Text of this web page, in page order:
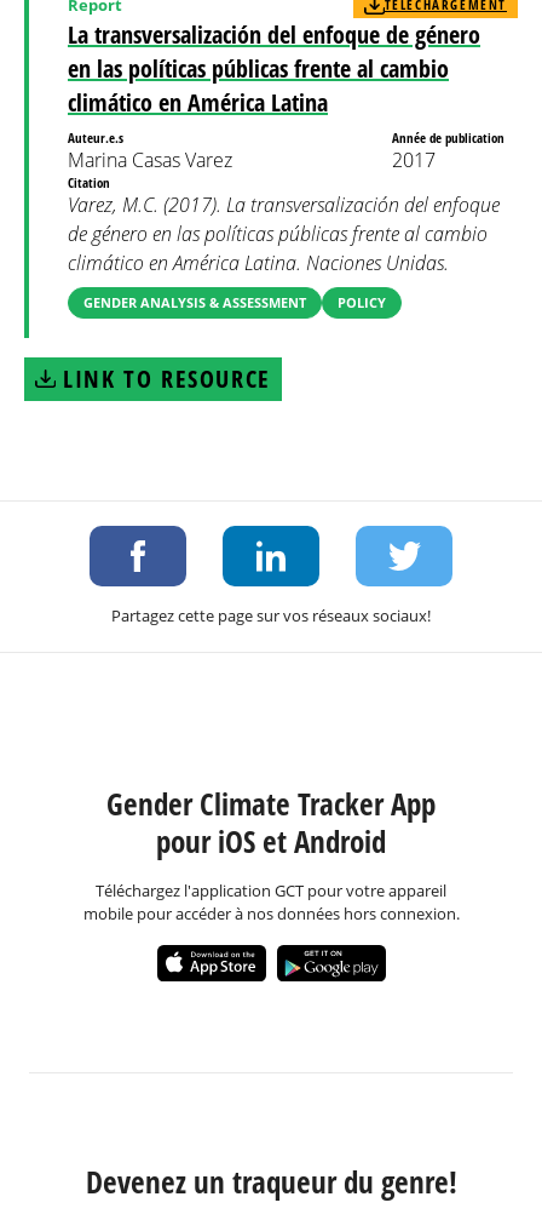
La transversalización del enfoque de género
en las políticas públicas frente al cambio
climático en América Latina
TÉLÉCHARGEMENT
Auteur.e.s
Marina Casas Varez
Année de publication
2017
Citation
Varez, M.C. (2017). La transversalización del enfoque
de género en las políticas públicas frente al cambio
climático en América Latina. Naciones Unidas.
GENDER ANALYSIS & ASSESSMENT POLICY
LINK TO RESOURCE
Partagez cette page sur vos réseaux sociaux!
Gender Climate Tracker App
pour iOS et Android
Téléchargez l'application GCT pour votre appareil
mobile pour accéder à nos données hors connexion.
Devenez un traqueur du genre!